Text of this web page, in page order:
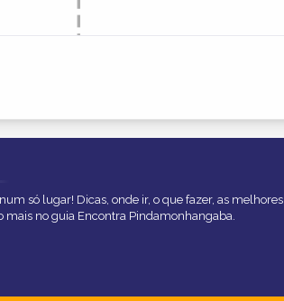
só lugar! Dicas, onde ir, o que fazer, as melhores
mais no guia Encontra Pindamonhangaba.